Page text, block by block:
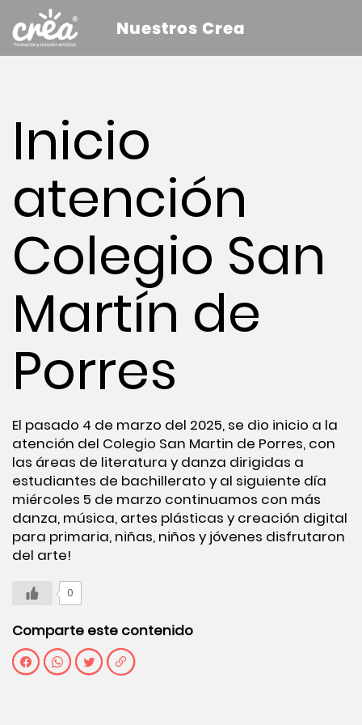
Nuestros Crea
Inicio
atención
Colegio San
Martín de
Porres
El pasado 4 de marzo del 2025, se dio inicio a la
atención del Colegio San Martin de Porres, con
las áreas de literatura y danza dirigidas a
estudiantes de bachillerato y al siguiente día
miércoles 5 de marzo continuamos con más
danza, música, artes plásticas y creación digital
para primaria, niñas, niños y jóvenes disfrutaron
del arte!
0
Comparte este contenido